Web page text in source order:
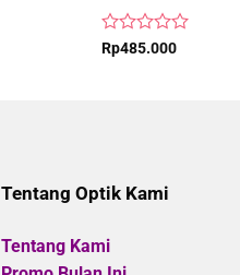
Rated
Rp485.000
Tentang Optik Kami
Tentang Kami